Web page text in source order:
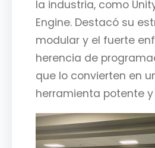
la industria, como
Engine. Destacó su
modular y el fuerte
herencia de
que lo convierten en
herramienta potente y